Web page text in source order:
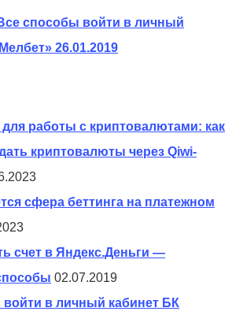
способы войти в личный
26.01.2019
для работы с криптовалютами: как
криптовалюты через Qiwi-
сфера беттинга на платежном
счет в Яндекс.Деньги —
02.07.2019
в личный кабинет БК